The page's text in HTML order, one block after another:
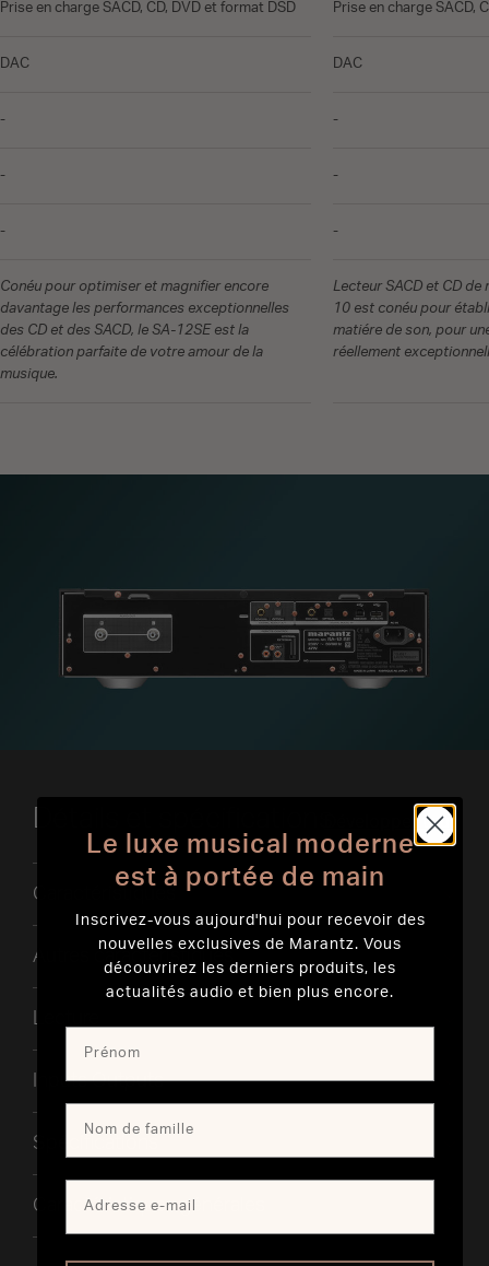
Prise en charge SACD, CD, DVD et format DSD
DAC
-
-
-
Conéu pour optimiser et magnifier encore
davantage les performances exceptionnelles
des CD et des SACD, le SA-12SE est la
célébration parfaite de votre amour de la
musique.
Prise en charge SACD,
DAC
-
-
-
Lecteur SACD et CD de
10 est conéu pour
matiére de son, pour
réellement
Détails et spécifications Développer tout
Caractéristiques
Autres caractéristiques
Lecture
Inputs Outputs
Spécifications
Caractéristiques générales
Le luxe musical moderne
est à portée de main
Inscrivez-vous aujourd'hui pour recevoir des
nouvelles exclusives de Marantz. Vous
découvrirez les derniers produits, les
actualités audio et bien plus encore.